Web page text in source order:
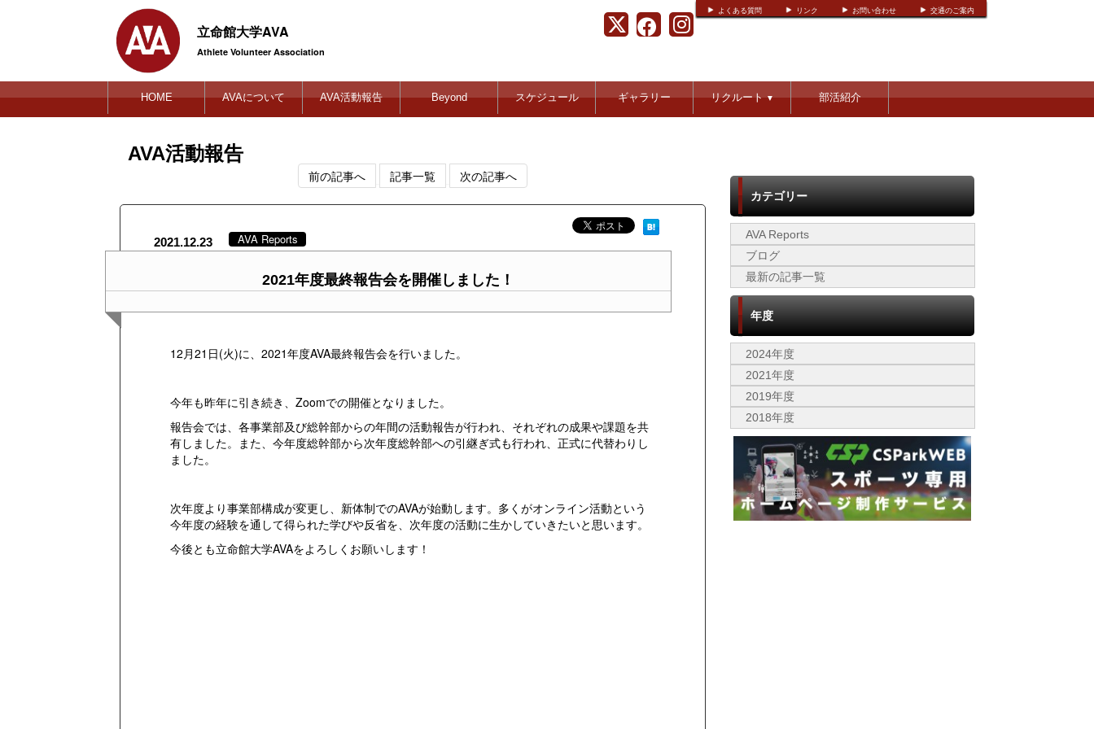
よくある質問 リンク お問い合わせ 交通のご案内
立命館大学AVA
Athlete Volunteer Association
HOME AVAについて AVA活動報告 Beyond スケジュール ギャラリー リクルート▼ 部活紹介
AVA活動報告
前の記事へ 記事一覧 次の記事へ
2021.12.23 AVA Reports
2021年度最終報告会を開催しました！
12月21日(火)に、2021年度AVA最終報告会を行いました。
今年も昨年に引き続き、Zoomでの開催となりました。
報告会では、各事業部及び総幹部からの年間の活動報告が行われ、それぞれの成果や課題を共
有しました。また、今年度総幹部から次年度総幹部への引継ぎ式も行われ、正式に代替わりし
ました。
次年度より事業部構成が変更し、新体制でのAVAが始動します。多くがオンライン活動という
今年度の経験を通して得られた学びや反省を、次年度の活動に生かしていきたいと思います。
今後とも立命館大学AVAをよろしくお願いします！
カテゴリー
AVA Reports
ブログ
最新の記事一覧
年度
2024年度
2021年度
2019年度
2018年度